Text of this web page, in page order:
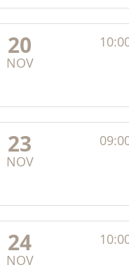
20
NOV
23
NOV
24
NOV